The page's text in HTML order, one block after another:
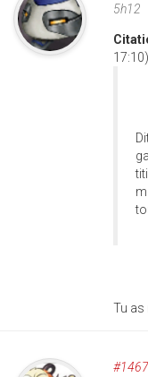
5h12
17:10)
titi
Tu as